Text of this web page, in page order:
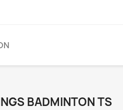
BADMINTON TS